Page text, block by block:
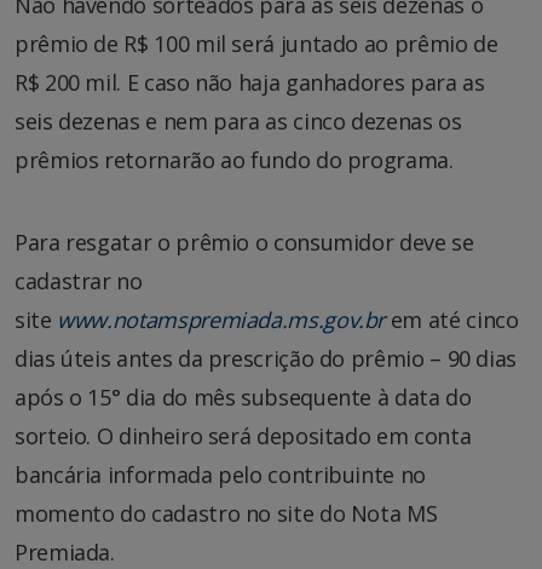
prêmio de R$ 100 mil será juntado ao prêmio de
R$ 200 mil. E caso não haja ganhadores para as
seis dezenas e nem para as cinco dezenas os
prêmios retornarão ao fundo do programa.
Para resgatar o prêmio o consumidor deve se
cadastrar no
site www.notamspremiada.ms.gov.brem até cinco
dias úteis antes da prescrição do prêmio – 90 dias
após o 15° dia do mês subsequente à data do
sorteio. O dinheiro será depositado em conta
bancária informada pelo contribuinte no
momento do cadastro no site do Nota MS
Premiada.